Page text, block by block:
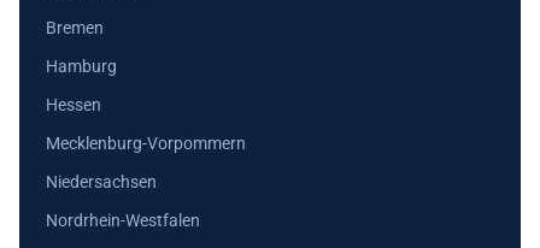
Bremen
Hamburg
Hessen
Mecklenburg-Vorpommern
Niedersachsen
Nordrhein-Westfalen